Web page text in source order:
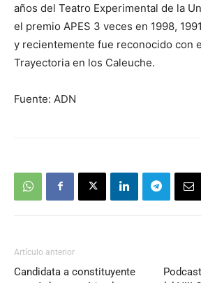
años del Teatro Experimental de la
el premio APES 3 veces en 1998,
y recientemente fue reconocido con
Trayectoria en los Caleuche.
Fuente: ADN
Artículo anterior
Candidata a constituyente